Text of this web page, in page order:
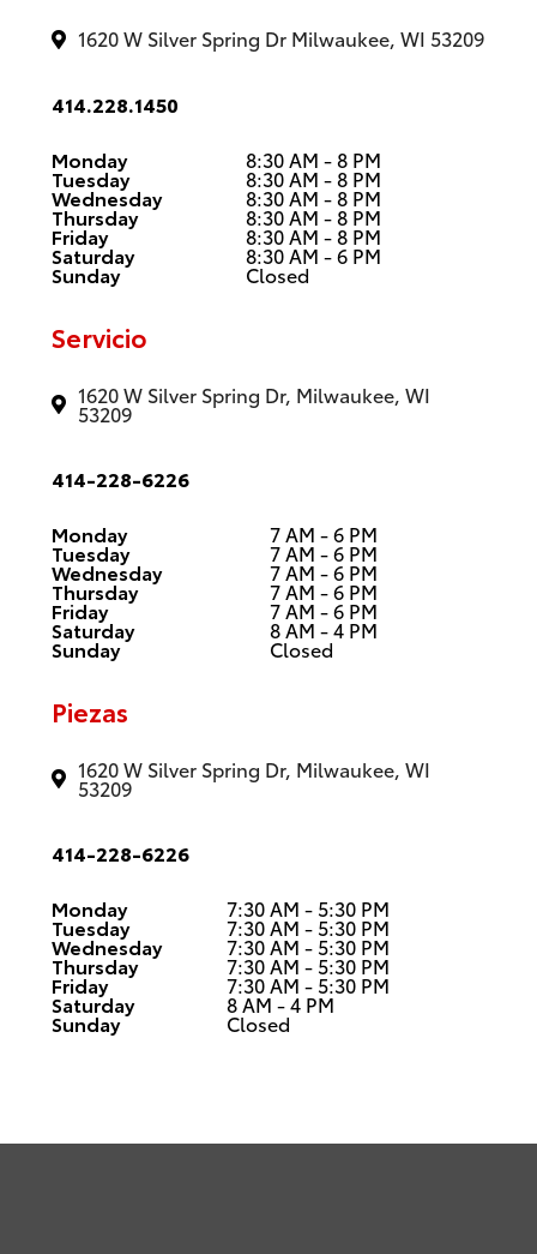
1620 W Silver Spring Dr Milwaukee, WI 53209
414.228.1450
Monday
8:30 AM - 8 PM
Tuesday 8:30 AM - 8 PM
Wednesday 8:30 AM - 8 PM
Thursday 8:30 AM - 8 PM
Friday 8:30 AM - 8 PM
Saturday 8:30 AM - 6 PM
Sunday Closed
Servicio
1620 W Silver Spring Dr, Milwaukee, WI
53209
414-228-6226
Monday
7 AM - 6 PM
Tuesday 7 AM - 6 PM
Wednesday 7 AM - 6 PM
Thursday 7 AM - 6 PM
Friday 7 AM - 6 PM
Saturday 8 AM - 4 PM
Sunday Closed
Piezas
1620 W Silver Spring Dr, Milwaukee, WI
53209
414-228-6226
Monday
7:30 AM - 5:30 PM
Tuesday 7:30 AM - 5:30 PM
Wednesday 7:30 AM - 5:30 PM
Thursday 7:30 AM - 5:30 PM
Friday 7:30 AM - 5:30 PM
Saturday 8 AM - 4 PM
Sunday Closed